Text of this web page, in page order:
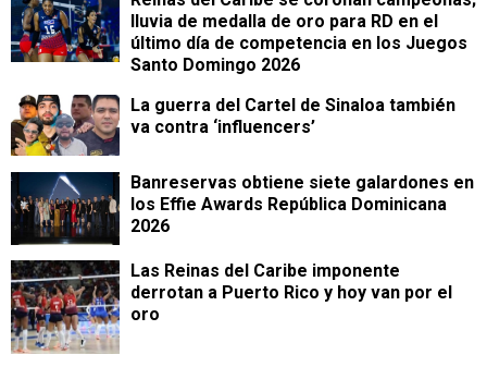
lluvia de medalla de oro para RD en el
último día de competencia en los Juegos
Santo Domingo 2026
La guerra del Cartel de Sinaloa también
va contra ‘influencers’
Banreservas obtiene siete galardones en
los Effie Awards República Dominicana
2026
Las Reinas del Caribe imponente
derrotan a Puerto Rico y hoy van por el
oro